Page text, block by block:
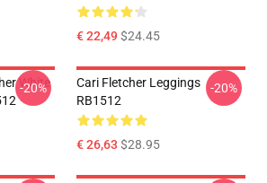
€ 22,49$24.45
White
-20%
Cari Fletcher Leggings
RB1512
€ 26,63 $28.95
-20%